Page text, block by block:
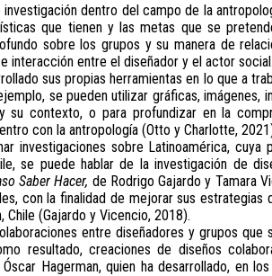
dentro del campo de la
que tienen y las metas que se
sobre los grupos y su manera de
interacción entre el diseñador y el actor social.
sus propias herramientas en lo que a
se pueden utilizar gráficas, imágenes,
su contexto, o para profundizar en la
con la antropología (Otto y Charlotte,
investigaciones sobre Latinoamérica, cuya
se puede hablar de la investigación de
Saber Hacer, de Rodrigo Gajardo y Tamara
con la finalidad de mejorar sus estrategias
Chile (Gajardo y Vicencio, 2018).
entre diseñadores y grupos
resultado, creaciones de diseños
Hagerman, quien ha desarrollado, en